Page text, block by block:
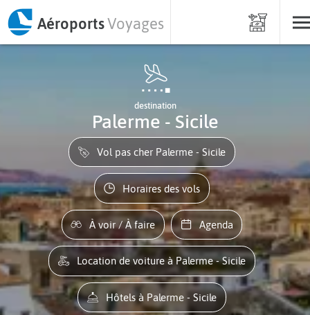
AéroportsVoyages
destination
Palerme - Sicile
Vol pas cher Palerme - Sicile
Horaires des vols
À voir / À faire Agenda
Location de voiture à Palerme - Sicile
Hôtels à Palerme - Sicile